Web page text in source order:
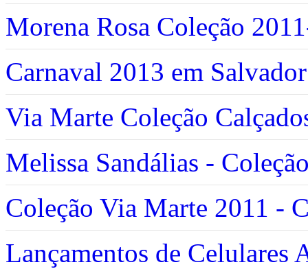
Morena Rosa Coleção
Carnaval 2013 em
Via Marte Coleção
Melissa Sandálias -
Coleção Via Marte 2011 -
Lançamentos de Celulares